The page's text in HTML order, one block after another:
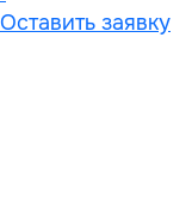
Оставить заявку